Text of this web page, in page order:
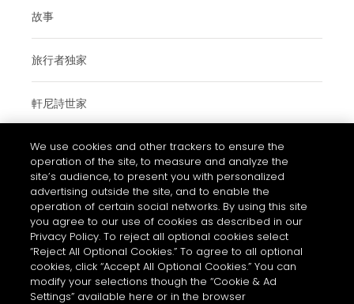
故事
旅行者独家
軒尼詩世家
參觀軒尼詩
使用條款與細則
常見問題
私隱和COOKIES政策通知
聯絡我們
We use cookies and other trackers to ensure the
operation of the site, to measure and analyze the
site’s audience, to present you with personalized
advertising outside the site, and to enable the
operation of certain social networks. By using this site
you agree to our use of cookies as described in our
Privacy Policy. To reject all optional cookies select
“Reject All Optional Cookies.” To agree to all optional
cookies, click “Accept All Optional Cookies.” You can
modify your selections though the “Cookie & Ad
Settings” available here or in the browser